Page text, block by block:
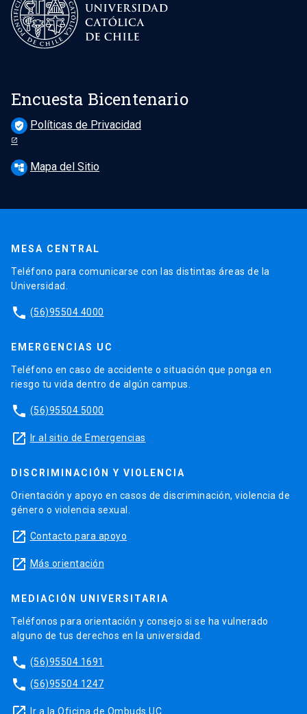
Encuesta Bicentenario
verified_user Políticas de Privacidad
account_tree Mapa del Sitio
MESA CENTRAL
Teléfono para comunicarse con las distintas áreas de la
Universidad.
phone (56)95504 4000
EMERGENCIAS UC
Teléfono en caso de accidente o situación que ponga en
riesgo tu vida dentro de algún campus.
phone (56)95504 5000
launch Ir al sitio de Emergencias
DISCRIMINACIÓN Y VIOLENCIA
Orientación y apoyo en casos de discriminación, violencia de
género o violencia sexual.
launch Contacto para apoyo
launch Más orientación
MEDIACIÓN UNIVERSITARIA
Teléfonos para orientación y consejo si se ha vulnerado
alguno de tus derechos en la universidad.
phone (56)95504 1691
phone (56)95504 1247
Ir a la Oficina de Ombuds UC